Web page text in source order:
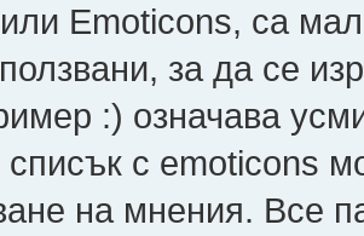
Emoticons, са
за да се
:) означава
с emoticons
на мнения. Все